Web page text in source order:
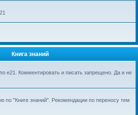
Книга знаний
е21. Комментировать и писать запрещено. Да и не
по "Книге знаний". Рекомендации по переносу тем